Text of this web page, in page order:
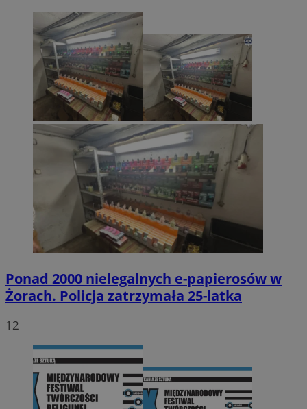
Ponad 2000 nielegalnych e-papierosów w
Żorach. Policja zatrzymała 25-latka
12